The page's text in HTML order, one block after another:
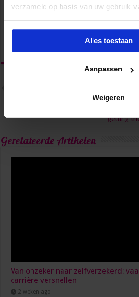
verzameld op basis van uw gebruik
Alles toestaan
Aanpassen
Weigeren
after-lunch-dip is geweldig’
getting
Gerelateerde Artikelen
Van onzeker naar zelfverzekerd:
carrière versnellen
2 weken ago